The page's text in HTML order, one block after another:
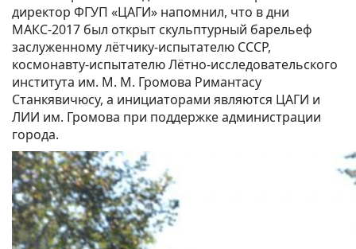
директор ФГУП «ЦАГИ» напомнил, что в дни
МАКС-2017 был открыт скульптурный барельеф
заслуженному лётчику-испытателю СССР,
космонавту-испытателю Лётно-исследовательского
института им. М. М. Громова Римантасу
Станкявичюсу, а инициаторами являются ЦАГИ и
ЛИИ им. Громова при поддержке администрации
города.